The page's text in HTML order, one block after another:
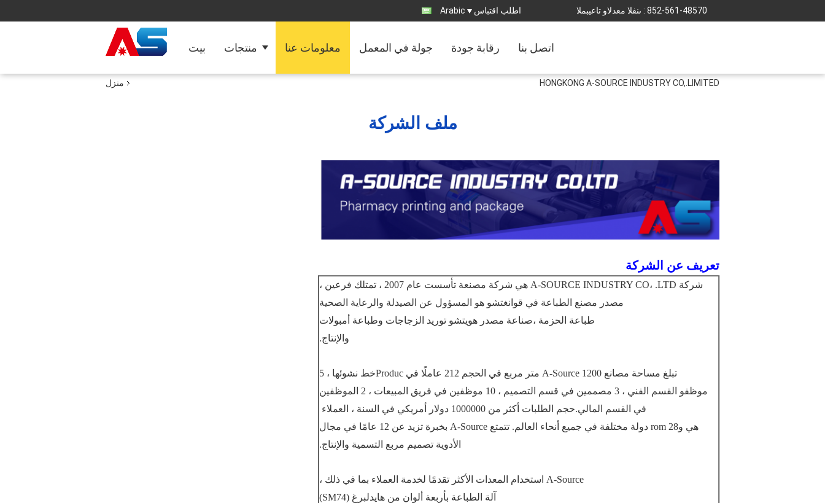
المبيعات والدعم الفنى : 852-561-48570 اطلب اقتباس Arabic
بيت منتجات معلومات عنا جولة في المعمل رقابة جودة اتصل بنا
منزل HONGKONG A-SOURCE INDUSTRY CO,.LIMITED
ملف الشركة
تعريف عن الشركة
شركة A-SOURCE INDUSTRY CO، .LTD هي شركة مصنعة تأسست عام 2007 ، تمتلك فرعين ،
مصدر مصنع الطباعة في قوانغتشو هو المسؤول عن الصيدلة والرعاية الصحية
طباعة الحزمة ،صناعة مصدر هويتشو توريد الزجاجات وطباعة أمبولات
والإنتاج.
تبلغ مساحة مصانع A-Source 1200 متر مربع في الحجم 212 عاملًا في Produc
خط نشوئها ، 5
موظفو القسم الفني ، 3 مصممين في قسم التصميم ، 10 موظفين في فريق المبيعات ، 2
الموظفين
في القسم المالي.حجم الطلبات أكثر من 1000000 دولار أمريكي في السنة ، العملاء
هي و
Rom 28 دولة مختلفة في جميع أنحاء العالم. تتمتع A-Source بخبرة تزيد عن 12 عامًا في مجال
الأدوية تصميم مربع التسمية والإنتاج.
A-Source استخدام المعدات الأكثر تقدمًا لخدمة العملاء بما في ذلك ،
آلة الطباعة بأربعة ألوان من هايدلبرغ (SM74)